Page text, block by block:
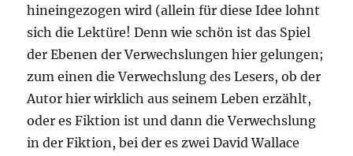
hineingezogen wird (allein für diese Idee lohnt
sich die Lektüre! Denn wie schön ist das Spiel
der Ebenen der Verwechslungen hier gelungen;
zum einen die Verwechslung des Lesers, ob der
Autor hier wirklich aus seinem Leben erzählt,
oder es Fiktion ist und dann die Verwechslung
in der Fiktion, bei der es zwei David Wallace